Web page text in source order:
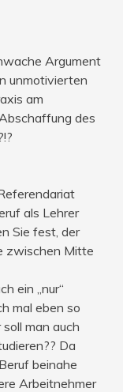
Argument
unmotivierten
am
des
als Lehrer
Sie fest, der
zwischen Mitte
ein „nur“
mal eben so
man auch
Da
beinahe
Arbeitnehmer